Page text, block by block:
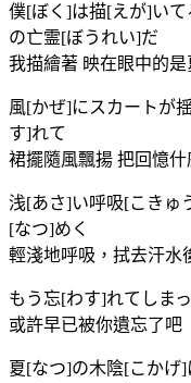
僕[ぼく]は描[えが]い
の亡霊[ぼうれい]だ
我描繪著 映在眼中的是
風[かぜ]にスカートが
す]れて
裙擺隨風飄揚 把回憶
浅[あさ]い呼吸[こきゅ
[なつ]めく
輕淺地呼吸，拭去汗水
もう忘[わす]れてしま
或許早已被你遺忘了吧
夏[なつ]の木陰[こかげ